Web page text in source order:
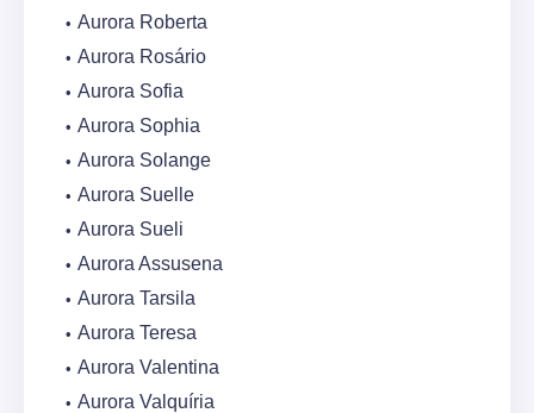
Aurora Roberta
Aurora Rosário
Aurora Sofia
Aurora Sophia
Aurora Solange
Aurora Suelle
Aurora Sueli
Aurora Assusena
Aurora Tarsila
Aurora Teresa
Aurora Valentina
Aurora Valquíria